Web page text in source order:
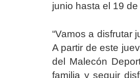
junio hasta el 19 de
“Vamos a disfrutar
A partir de este
del Malecón
familia y seguir